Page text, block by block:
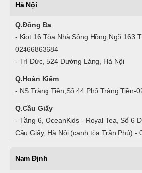
Hà Nội
Q.Đống Đa
- Kiot 16 Tòa Nhà Sông Hồng,Ngõ 163
02466863684
- Trí Đức, 524 Đường Láng, Hà Nội
Q.Hoàn Kiếm
- NS Tràng Tiền,Số 44 Phố Tràng Tiền-
Q.Cầu Giấy
- Tầng 6, OceanKids - Royal Tea, Số 6
Cầu Giấy, Hà Nội (cạnh tòa Trần Phú) -
Nam Định